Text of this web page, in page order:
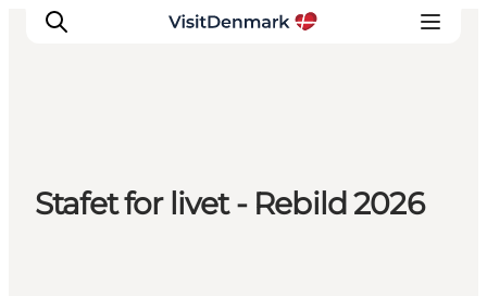
Inspiration
Destinationer
Stafet for livet - Rebild 2026